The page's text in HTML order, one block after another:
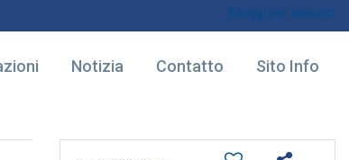
Alloggi per annunci
Notizia Contatto Sito Info